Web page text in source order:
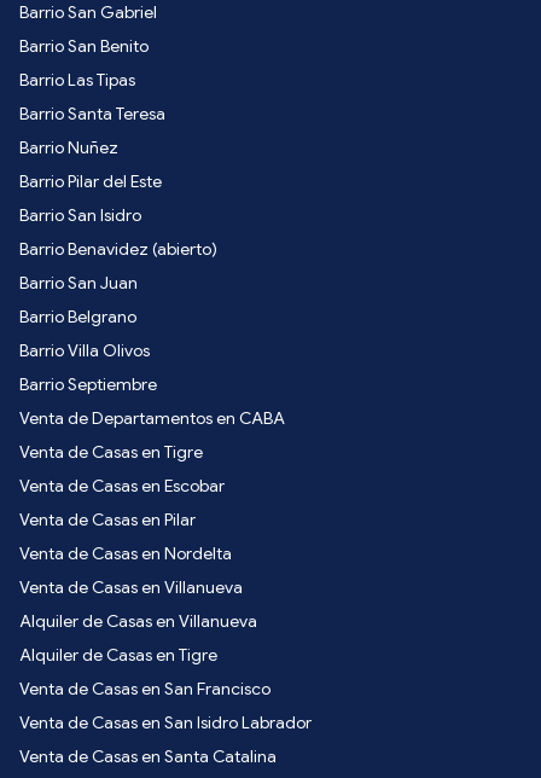
Barrio San Gabriel
Barrio San Benito
Barrio Las Tipas
Barrio Santa Teresa
Barrio Nuñez
Barrio Pilar del Este
Barrio San Isidro
Barrio Benavidez (abierto)
Barrio San Juan
Barrio Belgrano
Barrio Villa Olivos
Barrio Septiembre
Venta de Departamentos en CABA
Venta de Casas en Tigre
Venta de Casas en Escobar
Venta de Casas en Pilar
Venta de Casas en Nordelta
Venta de Casas en Villanueva
Alquiler de Casas en Villanueva
Alquiler de Casas en Tigre
Venta de Casas en San Francisco
Venta de Casas en San Isidro Labrador
Venta de Casas en Santa Catalina